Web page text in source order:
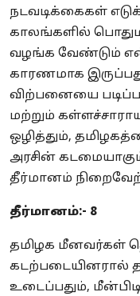
நடவடிக்கைகள்
காலங்களில்
வழங்க வேண்டும்
காரணமாக
விற்பனையை
மற்றும்
ஒழித்தும்,
அரசின்
தீர்மானம்
தீர்மானம்:- 8
தமிழக மீனவர்கள்
கடற்படையினரால்
உடைப்பதும்,